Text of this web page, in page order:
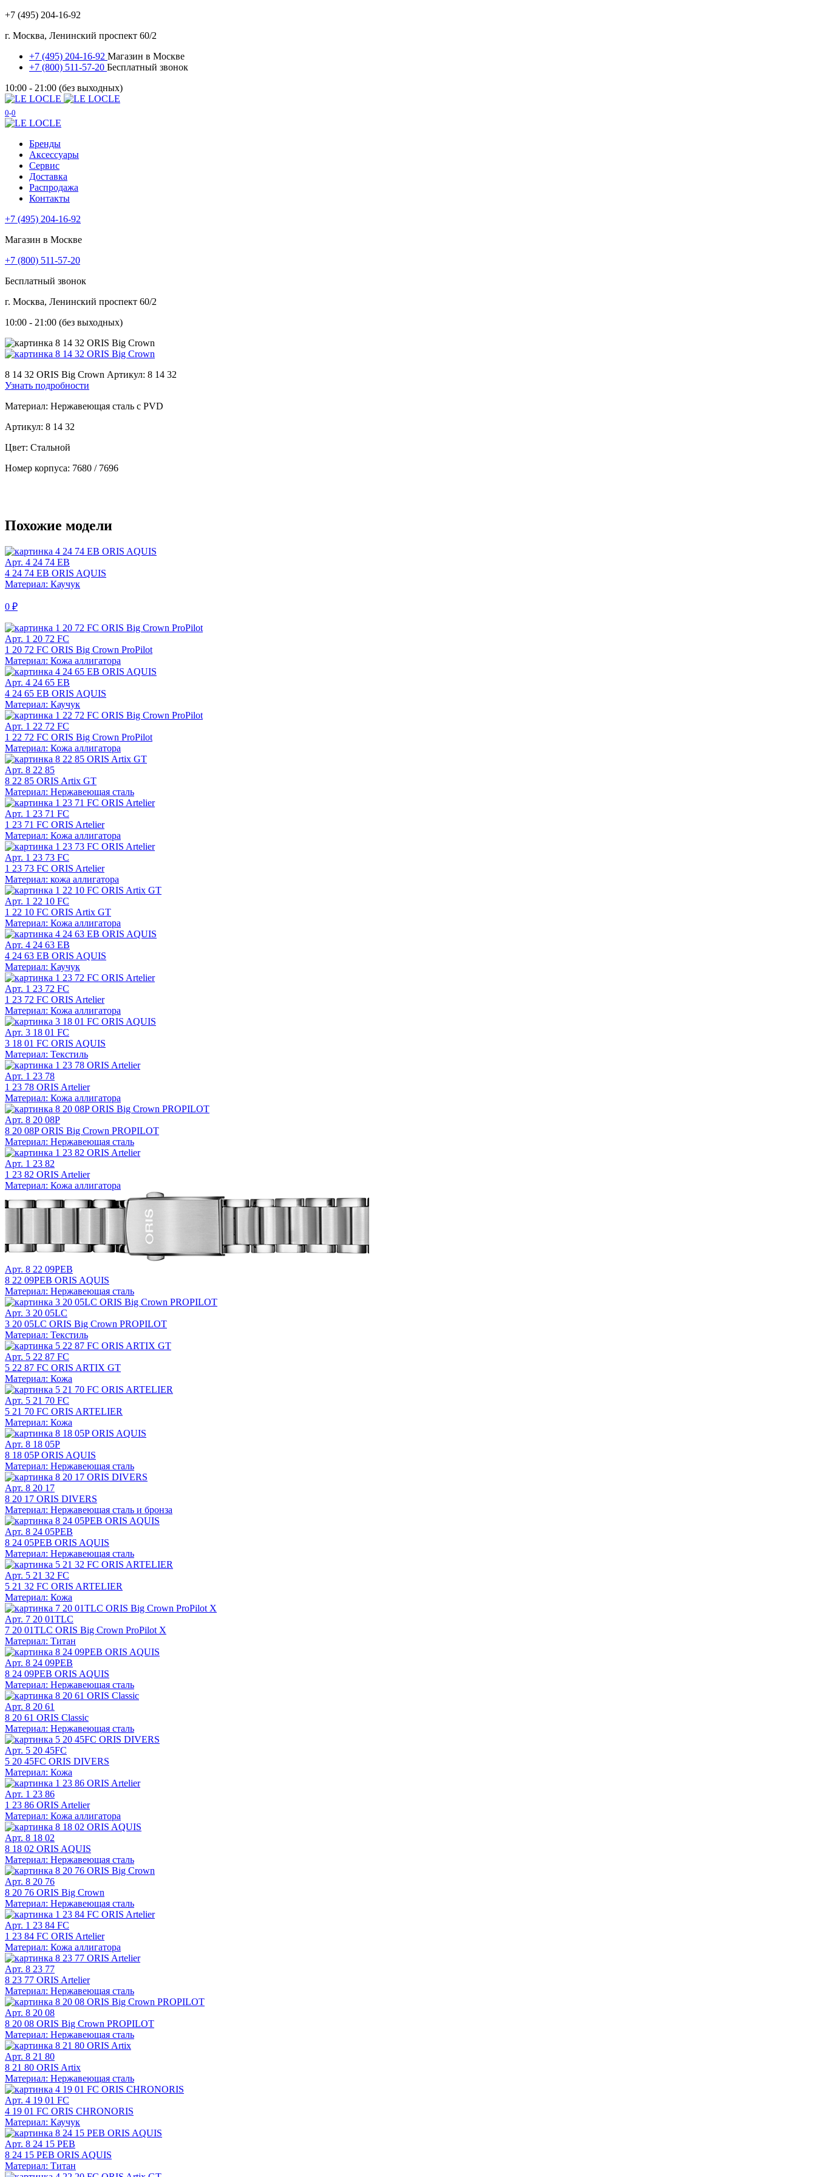
+7 (495) 204-16-92
г. Москва, Ленинский проспект 60/2
+7 (495) 204-16-92 Магазин в Москве
+7 (800) 511-57-20 Бесплатный звонок
10:00 - 21:00 (без выходных)
0 0
Бренды
Аксессуары
Сервис
Доставка
Распродажа
Контакты
+7 (495) 204-16-92
Магазин в Москве
+7 (800) 511-57-20
Бесплатный звонок
г. Москва, Ленинский проспект 60/2
10:00 - 21:00 (без выходных)
8 14 32 ORIS Big Crown Артикул: 8 14 32
Узнать подробности
Материал: Нержавеющая сталь с PVD
Артикул: 8 14 32
Цвет: Стальной
Номер корпуса: 7680 / 7696
Похожие модели
Арт. 4 24 74 EB
4 24 74 EB ORIS AQUIS
Материал: Каучук
0 ₽
Арт. 1 20 72 FC
1 20 72 FC ORIS Big Crown ProPilot
Материал: Кожа аллигатора
Арт. 4 24 65 EB
4 24 65 EB ORIS AQUIS
Материал: Каучук
Арт. 1 22 72 FC
1 22 72 FC ORIS Big Crown ProPilot
Материал: Кожа аллигатора
Арт. 8 22 85
8 22 85 ORIS Artix GT
Материал: Нержавеющая сталь
Арт. 1 23 71 FC
1 23 71 FC ORIS Artelier
Материал: Кожа аллигатора
Арт. 1 23 73 FC
1 23 73 FC ORIS Artelier
Материал: кожа аллигатора
Арт. 1 22 10 FC
1 22 10 FC ORIS Artix GT
Материал: Кожа аллигатора
Арт. 4 24 63 EB
4 24 63 EB ORIS AQUIS
Материал: Каучук
Арт. 1 23 72 FC
1 23 72 FC ORIS Artelier
Материал: Кожа аллигатора
Арт. 3 18 01 FC
3 18 01 FC ORIS AQUIS
Материал: Текстиль
Арт. 1 23 78
1 23 78 ORIS Artelier
Материал: Кожа аллигатора
Арт. 8 20 08P
8 20 08P ORIS Big Crown PROPILOT
Материал: Нержавеющая сталь
Арт. 1 23 82
1 23 82 ORIS Artelier
Материал: Кожа аллигатора
Арт. 8 22 09PEB
8 22 09PEB ORIS AQUIS
Материал: Нержавеющая сталь
Арт. 3 20 05LC
3 20 05LC ORIS Big Crown PROPILOT
Материал: Текстиль
Арт. 5 22 87 FC
5 22 87 FC ORIS ARTIX GT
Материал: Кожа
Арт. 5 21 70 FC
5 21 70 FC ORIS ARTELIER
Материал: Кожа
Арт. 8 18 05P
8 18 05P ORIS AQUIS
Материал: Нержавеющая сталь
Арт. 8 20 17
8 20 17 ORIS DIVERS
Материал: Нержавеющая сталь и бронза
Арт. 8 24 05PEB
8 24 05PEB ORIS AQUIS
Материал: Нержавеющая сталь
Арт. 5 21 32 FC
5 21 32 FC ORIS ARTELIER
Материал: Кожа
Арт. 7 20 01TLC
7 20 01TLC ORIS Big Crown ProPilot X
Материал: Титан
Арт. 8 24 09PEB
8 24 09PEB ORIS AQUIS
Материал: Нержавеющая сталь
Арт. 8 20 61
8 20 61 ORIS Classic
Материал: Нержавеющая сталь
Арт. 5 20 45FC
5 20 45FC ORIS DIVERS
Материал: Кожа
Арт. 1 23 86
1 23 86 ORIS Artelier
Материал: Кожа аллигатора
Арт. 8 18 02
8 18 02 ORIS AQUIS
Материал: Нержавеющая сталь
Арт. 8 20 76
8 20 76 ORIS Big Crown
Материал: Нержавеющая сталь
Арт. 1 23 84 FC
1 23 84 FC ORIS Artelier
Материал: Кожа аллигатора
Арт. 8 23 77
8 23 77 ORIS Artelier
Материал: Нержавеющая сталь
Арт. 8 20 08
8 20 08 ORIS Big Crown PROPILOT
Материал: Нержавеющая сталь
Арт. 8 21 80
8 21 80 ORIS Artix
Материал: Нержавеющая сталь
Арт. 4 19 01 FC
4 19 01 FC ORIS CHRONORIS
Материал: Каучук
Арт. 8 24 15 PEB
8 24 15 PEB ORIS AQUIS
Материал: Титан